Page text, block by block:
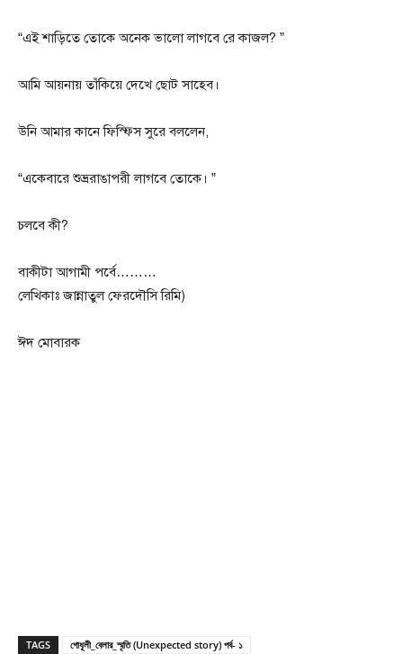
“এই শাড়িতে তোকে অনেক ভালো লাগবে রে কাজল? ”
আমি আয়নায় তাঁকিয়ে দেখে ছোট সাহেব।
উনি আমার কানে ফিস্ফিস সুরে বললেন,
“একেবারে শুভ্ররাঙাপরী লাগবে তোকে। ”
চলবে কী?
বাকীটা আগামী পর্বে………
লেখিকাঃ জান্নাতুল ফেরদৌসি রিমি)
ঈদ মোবারক
TAGS গোধূলী_বেলার_স্মৃতি (Unexpected story) পর্ব- ১